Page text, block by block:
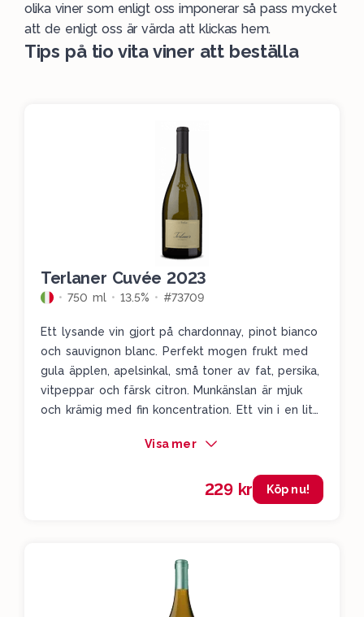
olika viner som enligt oss imponerar så pass mycket
att de enligt oss är värda att klickas hem.
Tips på tio vita viner att beställa
Terlaner Cuvée 2023
750 ml 13.5% #73709
Ett lysande vin gjort på chardonnay, pinot bianco
och sauvignon blanc. Perfekt mogen frukt med
gula äpplen, apelsinkal, små toner av fat, persika,
vitpeppar och färsk citron. Munkänslan är mjuk
och krämig med fin koncentration. Ett vin i en lite
Visa mer
229 kr Köp nu!